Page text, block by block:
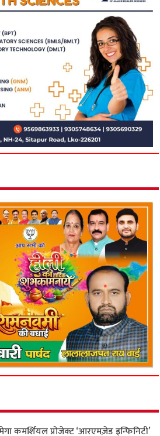
कमर्शियल प्रोजेक्ट ‘आरएमज़ेड इन्फिनिटी’